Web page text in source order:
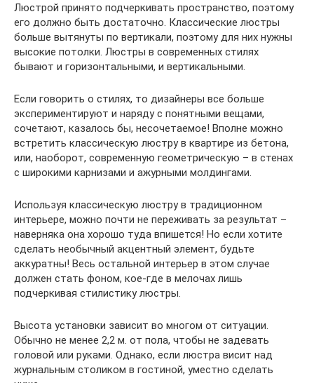
Люстрой принято подчеркивать пространство, поэтому
его должно быть достаточно. Классические люстры
больше вытянуты по вертикали, поэтому для них нужны
высокие потолки. Люстры в современных стилях
бывают и горизонтальными, и вертикальными.
Если говорить о стилях, то дизайнеры все больше
экспериментируют и наряду с понятными вещами,
сочетают, казалось бы, несочетаемое! Вполне можно
встретить классическую люстру в квартире из бетона,
или, наоборот, современную геометрическую – в стенах
с широкими карнизами и ажурными молдингами.
Используя классическую люстру в традиционном
интерьере, можно почти не переживать за результат –
наверняка она хорошо туда впишется! Но если хотите
сделать необычный акцентный элемент, будьте
аккуратны! Весь остальной интерьер в этом случае
должен стать фоном, кое-где в мелочах лишь
подчеркивая стилистику люстры.
Высота установки зависит во многом от ситуации.
Обычно не менее 2,2 м. от пола, чтобы не задевать
головой или руками. Однако, если люстра висит над
журнальным столиком в гостиной, уместно сделать